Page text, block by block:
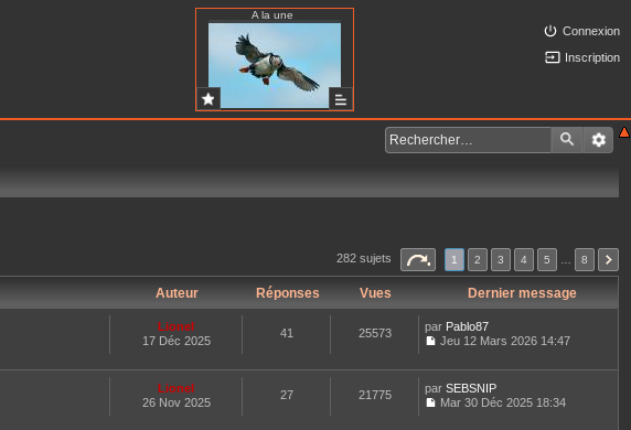
A la une
Connexion
Inscription
282 sujets 1 2 3 4 5 8
Auteur Réponses Vues Dernier message
Lionel
17 Déc 2025
41 25573 par Pablo87
s
u
Jeu 12 Mars 2026 14:47
Lionel
26 Nov 2025
27 21775 par SEBSNIP
Mar 30 Déc 2025 18:34